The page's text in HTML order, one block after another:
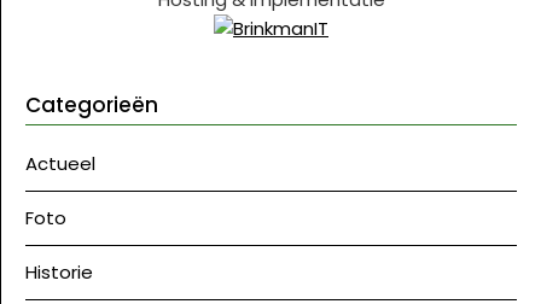
Categorieën
Actueel
Foto
Historie